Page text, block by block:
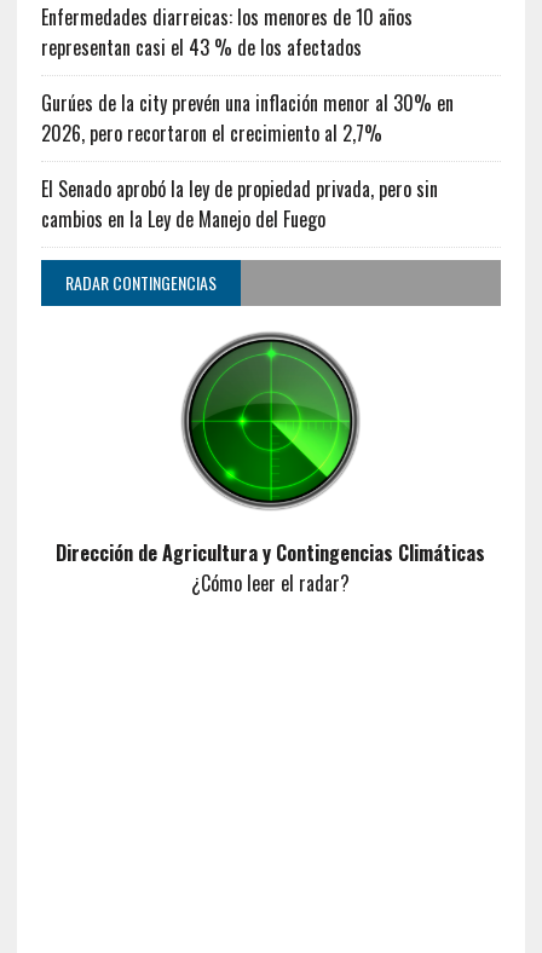
Enfermedades diarreicas: los menores de 10 años
representan casi el 43 % de los afectados
Gurúes de la city prevén una inflación menor al 30% en
2026, pero recortaron el crecimiento al 2,7%
El Senado aprobó la ley de propiedad privada, pero sin
cambios en la Ley de Manejo del Fuego
RADAR CONTINGENCIAS
Dirección de Agricultura y Contingencias Climáticas
¿Cómo leer el radar?